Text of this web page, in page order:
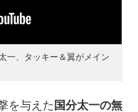
一、タッキー＆翼がメイン
を与えた 国分太一の無